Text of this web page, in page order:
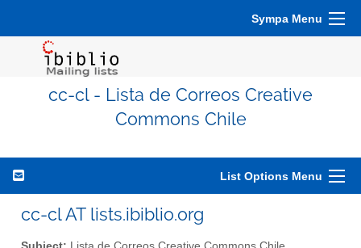
Sympa Menu
cc-cl - Lista de Correos Creative
Commons Chile
List Options Menu
cc-cl AT lists.ibiblio.org